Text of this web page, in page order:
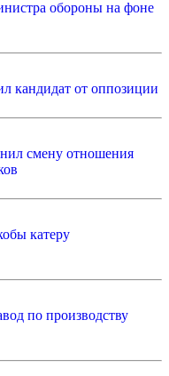
обороны на фоне
кандидат от оппозиции
смену отношения
катеру
по производству